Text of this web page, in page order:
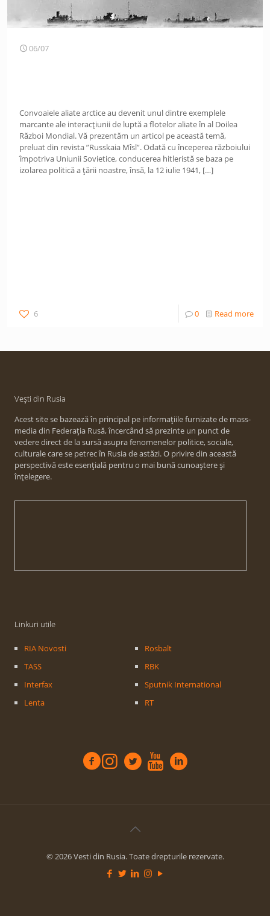
06/07
Convoaiele aliate arctice au devenit unul dintre exemplele
marcante ale interacțiunii de luptă a flotelor aliate în al Doilea
Război Mondial. Vă prezentăm un articol pe această temă,
preluat din revista ”Russkaia Mîsl”. Odată cu începerea războiului
împotriva Uniunii Sovietice, conducerea hitleristă se baza pe
izolarea politică a țării noastre, însă, la 12 iulie 1941, […]
6 0 Read more
Vești din Rusia
Acest site se bazează în principal pe informațiile furnizate de mass-
media din Federația Rusă, încercând să prezinte un punct de
vedere direct de la sursă asupra fenomenelor politice, sociale,
culturale care se petrec în Rusia de astăzi. O privire din această
perspectivă este esențială pentru o mai bună cunoaștere și
înțelegere.
Linkuri utile
RIA Novosti
TASS
Interfax
Lenta
Rosbalt
RBK
Sputnik International
RT
© 2026 Vesti din Rusia. Toate drepturile rezervate.